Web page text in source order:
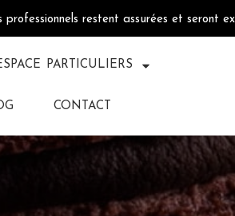
restent assurées et seront
PARTICULIERS
CONTACT